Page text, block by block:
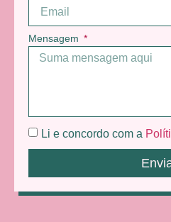
Mensagem
Li e concordo com a